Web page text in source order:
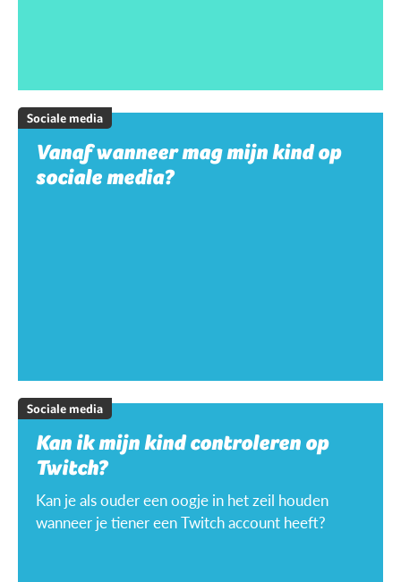
Sociale media
Vanaf wanneer mag mijn kind op
sociale media?
Sociale media
Kan ik mijn kind controleren op
Twitch?
Kan je als ouder een oogje in het zeil houden
wanneer je tiener een Twitch account heeft?